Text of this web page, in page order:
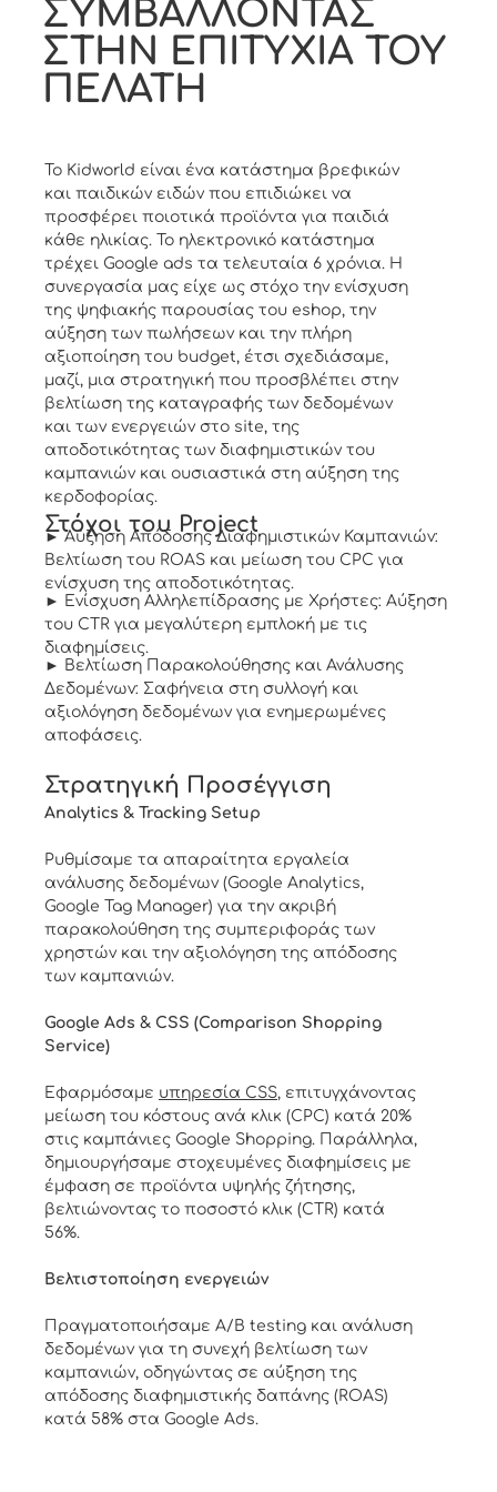
ΣΥΜΒΑΛΛΟΝΤΑΣ
ΣΤΗΝ ΕΠΙΤΥΧΙΑ ΤΟΥ
ΠΕΛΑΤΗ
Το Kidworld είναι ένα κατάστημα βρεφικών
και παιδικών ειδών που επιδιώκει να
προσφέρει ποιοτικά προϊόντα για παιδιά
κάθε ηλικίας. Το ηλεκτρονικό κατάστημα
τρέχει Google ads τα τελευταία 6 χρόνια. Η
συνεργασία μας είχε ως στόχο την ενίσχυση
της ψηφιακής παρουσίας του eshop, την
αύξηση των πωλήσεων και την πλήρη
αξιοποίηση του budget, έτσι σχεδιάσαμε,
μαζί, μια στρατηγική που προσβλέπει στην
βελτίωση της καταγραφής των δεδομένων
και των ενεργειών στο site, της
αποδοτικότητας των διαφημιστικών του
καμπανιών και ουσιαστικά στη αύξηση της
κερδοφορίας.
Στόχοι του Project
► Αύξηση Απόδοσης Διαφημιστικών Καμπανιών:
Βελτίωση του ROAS και μείωση του CPC για
ενίσχυση της αποδοτικότητας.
► Ενίσχυση Αλληλεπίδρασης με Χρήστες: Αύξηση
του CTR για μεγαλύτερη εμπλοκή με τις
διαφημίσεις.
► Βελτίωση Παρακολούθησης και Ανάλυσης
Δεδομένων: Σαφήνεια στη συλλογή και
αξιολόγηση δεδομένων για ενημερωμένες
αποφάσεις.
Στρατηγική Προσέγγιση
Analytics & Tracking Setup
Ρυθμίσαμε τα απαραίτητα εργαλεία
ανάλυσης δεδομένων (Google Analytics,
Google Tag Manager) για την ακριβή
παρακολούθηση της συμπεριφοράς των
χρηστών και την αξιολόγηση της απόδοσης
των καμπανιών.
Google Ads & CSS (Comparison Shopping
Service)
Εφαρμόσαμε υπηρεσία CSS, επιτυγχάνοντας
μείωση του κόστους ανά κλικ (CPC) κατά 20%
στις καμπάνιες Google Shopping. Παράλληλα,
δημιουργήσαμε στοχευμένες διαφημίσεις με
έμφαση σε προϊόντα υψηλής ζήτησης,
βελτιώνοντας το ποσοστό κλικ (CTR) κατά
56%.
Βελτιστοποίηση ενεργειών
Πραγματοποιήσαμε A/B testing και ανάλυση
δεδομένων για τη συνεχή βελτίωση των
καμπανιών, οδηγώντας σε αύξηση της
απόδοσης διαφημιστικής δαπάνης (ROAS)
κατά 58% στα Google Ads.